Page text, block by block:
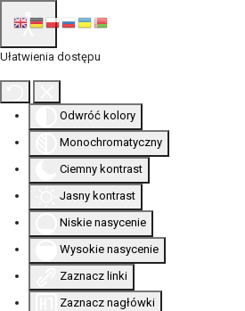
Ułatwienia dostępu
Odwróć kolory
Monochromatyczny
Ciemny kontrast
Jasny kontrast
Niskie nasycenie
Wysokie nasycenie
Zaznacz linki
Zaznacz nagłówki